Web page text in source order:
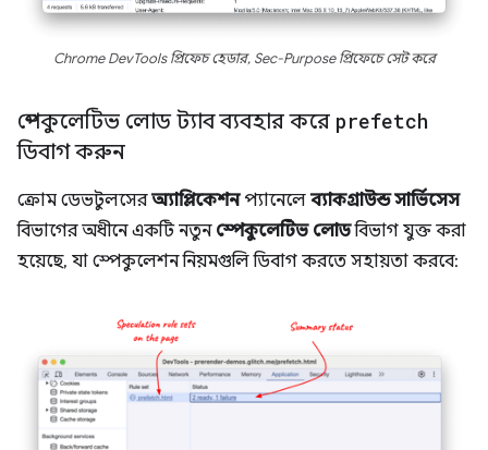
Chrome DevTools প্রিফেচ হেডার, Sec-Purpose প্রিফেচে সেট করে
স্পেকুলেটিভ লোড ট্যাব ব্যবহার করে prefetch
ডিবাগ করুন
ক্রোম ডেভটুলসেরঅ্যাপ্লিকেশনপ্যানেলে ব্যাকগ্রাউন্ড সার্ভিসেস
বিভাগের অধীনে একটি নতুন স্পেকুলেটিভ লোডবিভাগ যুক্ত করা
হয়েছে, যা স্পেকুলেশন নিয়মগুলি ডিবাগ করতে সহায়তা করবে: